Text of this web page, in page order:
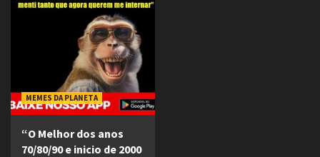
MEMES DA PLANETA
“O Melhor dos anos
70/80/90 e inicio de 2000